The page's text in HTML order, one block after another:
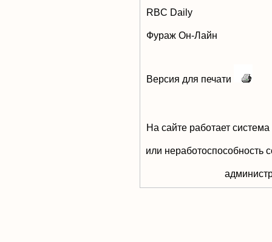
RBC Daily
Фураж Он-Лайн
Версия для печати
На сайте работает
или неработоспособность